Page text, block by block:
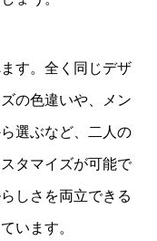
す。全く同じデザ
の色違いや、メン
選ぶなど、二人の
タマイズが可能で
しさを両立できる
います。